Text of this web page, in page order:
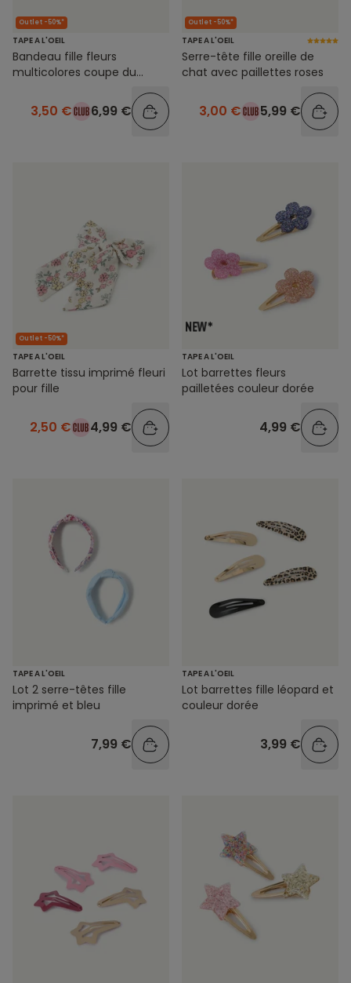
Outlet -50%*
TAPE A L'OEIL
Bandeau fille fleurs
multicolores coupe du
3,50 € 6,99 €
Outlet -50%*
TAPE A L'OEIL
Serre-tête fille oreille de
chat avec paillettes roses
3,00 € 5,99 €
Outlet -50%*
TAPE A L'OEIL
Barrette tissu imprimé fleuri
pour fille
2,50 € 4,99 €
TAPE A L'OEIL
Lot barrettes fleurs
pailletées couleur dorée
4,99 €
TAPE A L'OEIL
Lot 2 serre-têtes fille
imprimé et bleu
7,99 €
TAPE A L'OEIL
Lot barrettes fille léopard et
couleur dorée
3,99 €